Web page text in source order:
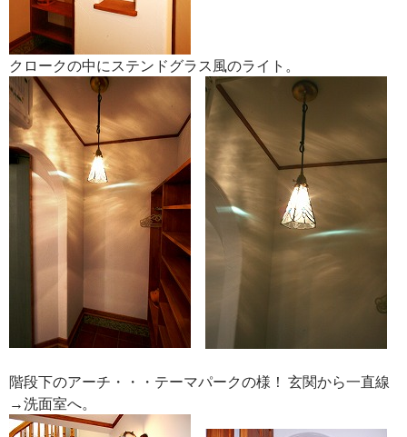
クロークの中にステンドグラス風のライト。
階段下のアーチ・・・テーマパークの様！ 玄関から一直線
→洗面室へ。